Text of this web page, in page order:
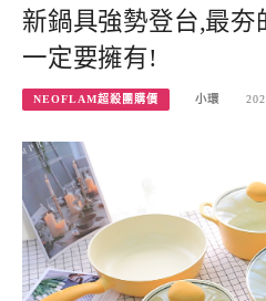
新鍋具強勢登台,最夯
一定要擁有!
NEOFLAM超殺團購價 小環